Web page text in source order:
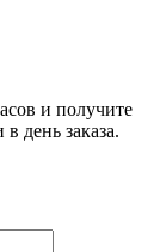
и получите
день заказа.